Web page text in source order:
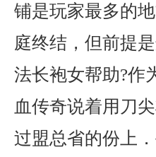
铺是玩家最多的
庭终结，但前提
法长袍女帮助?作
血传奇说着用刀
过盟总省的份上